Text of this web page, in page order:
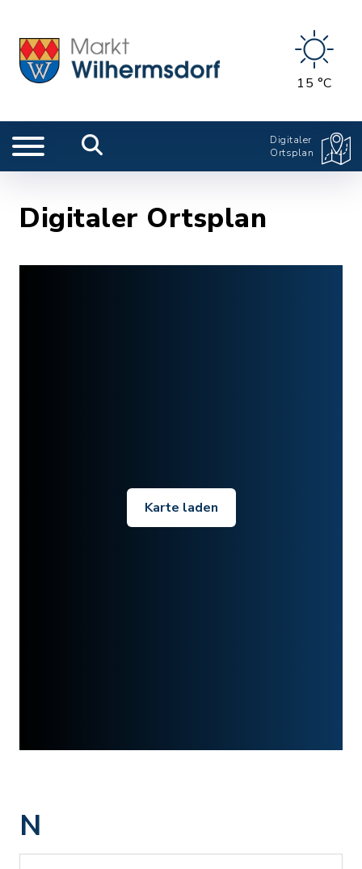
15 °C
Digitaler
Ortsplan
Digitaler Ortsplan
Karte laden
N